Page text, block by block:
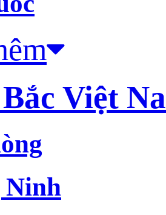
Việt
Ninh